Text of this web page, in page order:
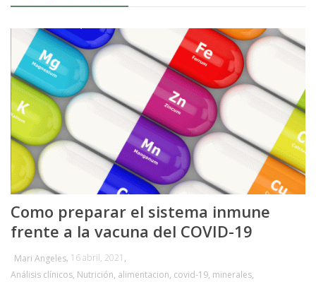
Como preparar el sistema inmune
frente a la vacuna del COVID-19
Mari Angeles, 16 abril, 2021 ,
Análisis clínicos, Nutrición, alimentacion, covid-19, minerales,